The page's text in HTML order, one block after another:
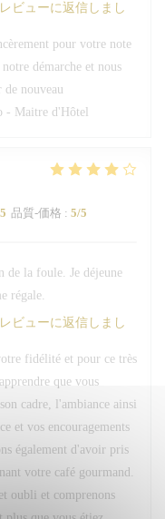
ビューに返信しまし
pour votre note
démarche et nous
nouveau
- Maitre d'Hôtel
品質-価格 : 5/5
de la foule. Je déjeune
régale.
ビューに返信しまし
fidélité et pour ce très
que vous
cadre, l'ambiance ainsi
et vos encouragements
également d'avoir pris
votre café gourmand.
oubli et comprenons